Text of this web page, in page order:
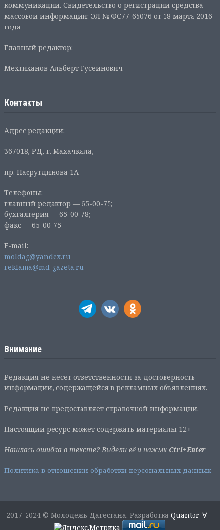
коммуникаций. Свидетельство о регистрации средства
массовой информации: ЭЛ № ФС77-65076 от 18 марта 2016
года.
Главный редактор:
Мехтиханов Альберт Гусейнович
Контакты
Адрес редакции:
367018, РД, г. Махачкала,
пр. Насрутдинова 1А
Телефоны:
главный редактор — 65-00-75;
бухгалтерия — 65-00-78;
факс — 65-00-75
E-mail:
moldag@yandex.ru
reklama@md-gazeta.ru
Внимание
Редакция не несет ответственности за достоверность
информации, содержащейся в рекламных объявлениях.
Редакция не предоставляет справочной информации.
Настоящий ресурс может содержать материалы 12+
Нашлась ошибка в тексте? Выдели её и нажми Ctrl+Enter
Политика в отношении обработки персональных данных
2017-2024 © Молодежь Дагестана. РазработкаQuantor-∀